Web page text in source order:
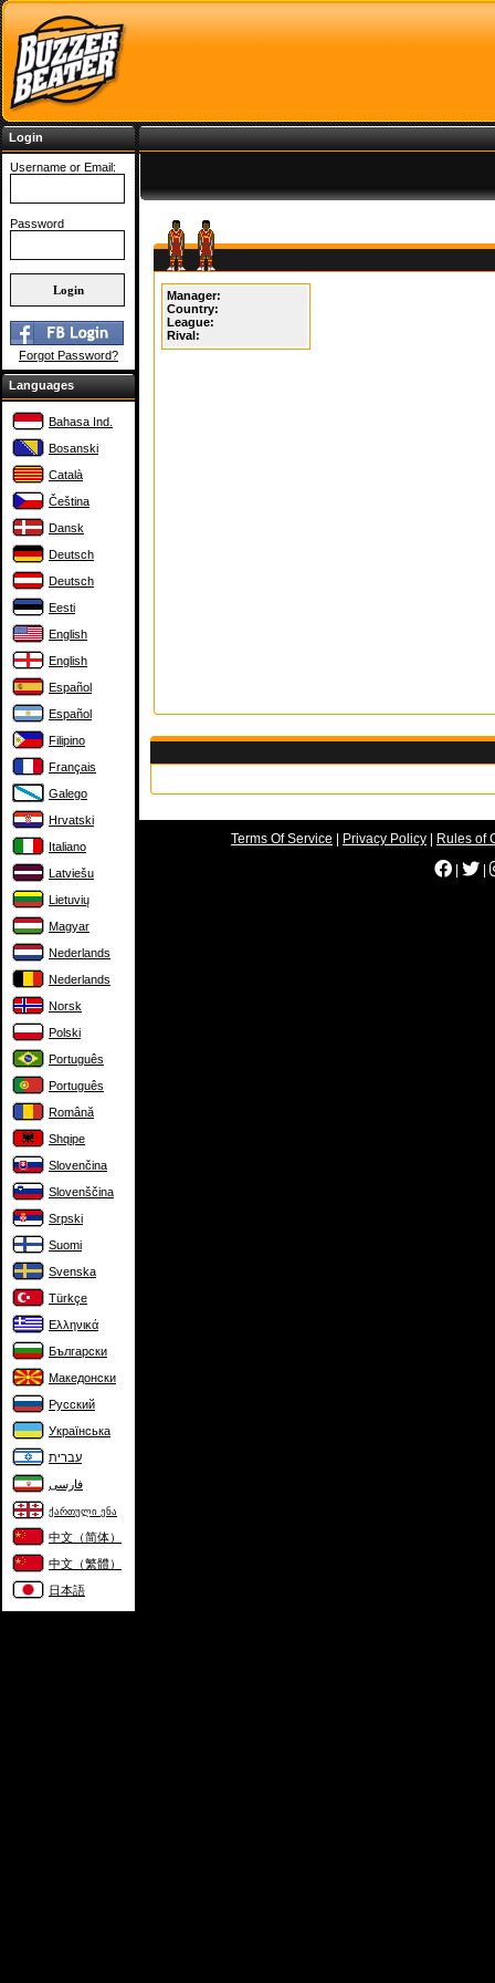
Login
Username or Email:
Password
Forgot Password?
Languages
Bahasa Ind.
Bosanski
Català
Čeština
Dansk
Deutsch
Deutsch
Eesti
English
English
Español
Español
Filipino
Français
Galego
Hrvatski
Italiano
Latviešu
Lietuvių
Magyar
Nederlands
Nederlands
Norsk
Polski
Português
Português
Română
Shqipe
Slovenčina
Slovenščina
Srpski
Suomi
Svenska
Türkçe
Ελληνικά
Български
Македонски
Русский
Українська
עברית
فارسی
ქართული ენა
中文（简体）
中文（繁體）
日本語
Manager:
Country:
League:
Rival:
Terms Of Service Privacy Policy
Rules of